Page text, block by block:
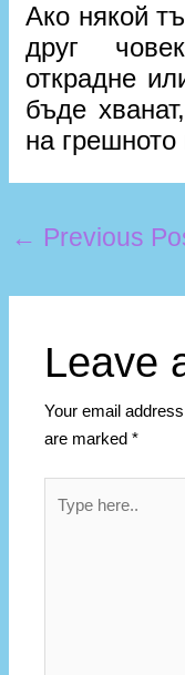
Ако някой
друг
открадне
бъде
на грешното
← Previous
Leave
Your email
are marked*
here..